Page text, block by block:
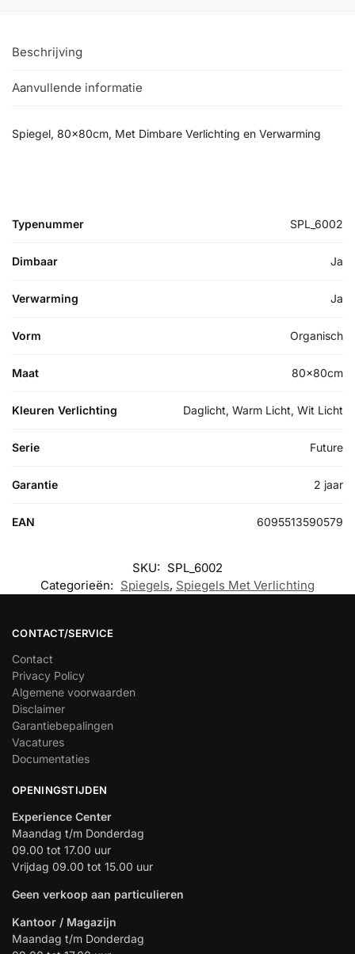
Beschrijving
Aanvullende informatie
Spiegel, 80x80cm, Met Dimbare Verlichting en Verwarming
Typenummer SPL_6002
Dimbaar Ja
Verwarming Ja
Vorm Organisch
Maat 80x80cm
Kleuren Verlichting Daglicht, Warm Licht, Wit Licht
Serie Future
Garantie 2 jaar
EAN 6095513590579
SKU: SPL_6002
Categorieën: Spiegels, Spiegels Met Verlichting
CONTACT/SERVICE
Contact
Privacy Policy
Algemene voorwaarden
Disclaimer
Garantiebepalingen
Vacatures
Documentaties
OPENINGSTIJDEN
Experience Center
Maandag t/m Donderdag
09.00 tot 17.00 uur
Vrijdag 09.00 tot 15.00 uur
Geen verkoop aan particulieren
Kantoor / Magazijn
Maandag t/m Donderdag